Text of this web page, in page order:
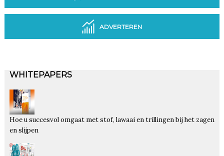
ADVERTEREN
WHITEPAPERS
Hoe u succesvol omgaat met stof, lawaai en trillingen bij het zagen
en slijpen